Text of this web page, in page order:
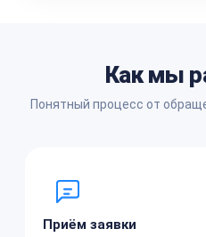
Как мы
Понятный процесс от
Приём заявки